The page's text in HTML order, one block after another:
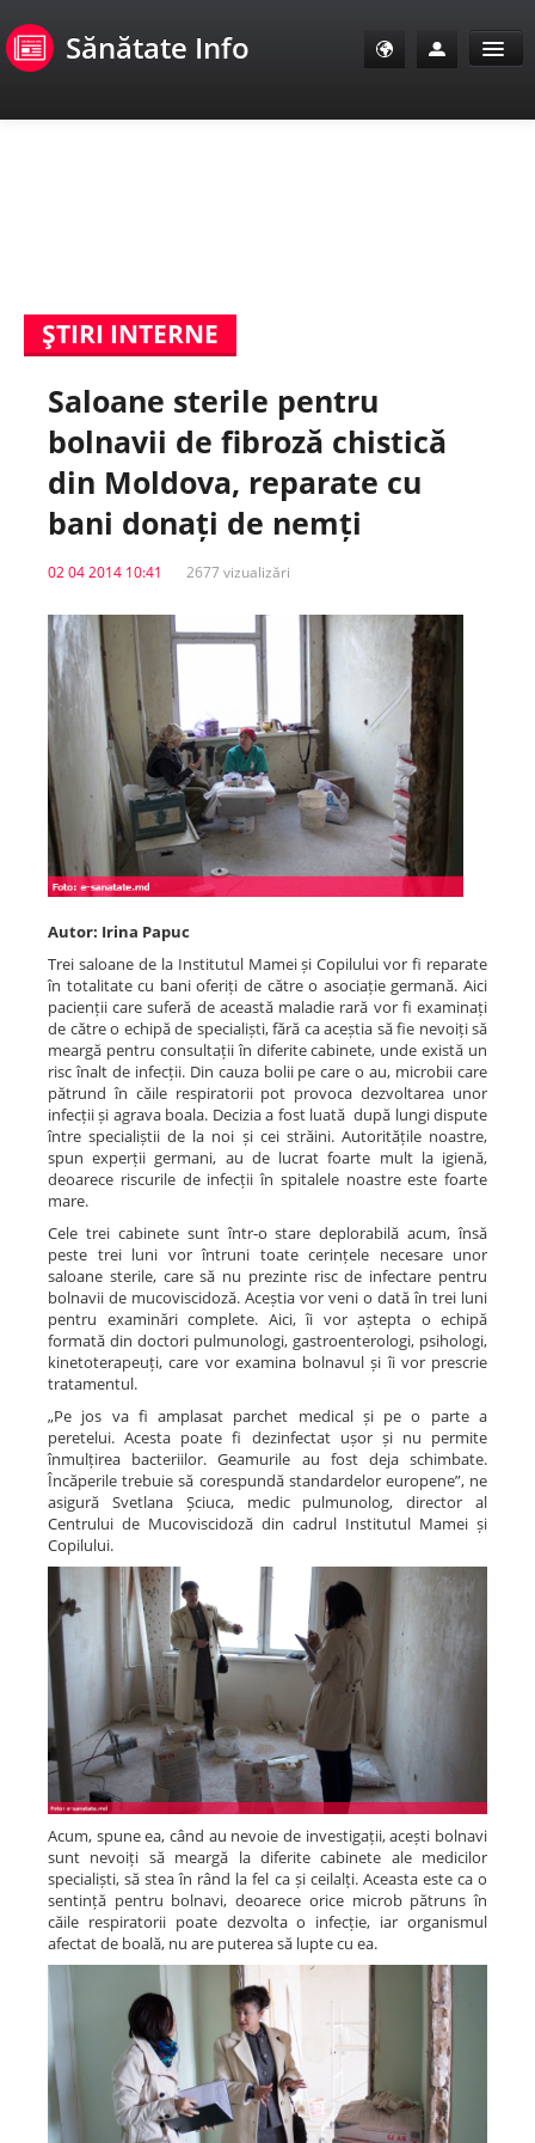
Sănătate Info
E-Sănătate Pacienți
E-Sănătate Medici
E-Sănătate Instituții
Tuberculoza Info
Centrul PAS
Școala E-Sănătate
SanoTeca
ŞTIRI INTERNE
Saloane sterile pentru
bolnavii de fibroză chistică
din Moldova, reparate cu
bani donați de nemți
02 04 2014 10:41 2677 vizualizări
Autor: Irina Papuc
Trei saloane de la Institutul Mamei și Copilului vor fi reparate
în totalitate cu bani oferiți de către o asociație germană. Aici
pacienții care suferă de această maladie rară vor fi examinați
de către o echipă de specialiști, fără ca aceștia să fie nevoiți să
meargă pentru consultații în diferite cabinete, unde există un
risc înalt de infecții. Din cauza bolii pe care o au, microbii care
pătrund în căile respiratorii pot provoca dezvoltarea unor
infecții și agrava boala. Decizia a fost luată după lungi dispute
între specialiștii de la noi și cei străini. Autoritățile noastre,
spun experții germani, au de lucrat foarte mult la igienă,
deoarece riscurile de infecții în spitalele noastre este foarte
mare.
Cele trei cabinete sunt într-o stare deplorabilă acum, însă
peste trei luni vor întruni toate cerințele necesare unor
saloane sterile, care să nu prezinte risc de infectare pentru
bolnavii de mucoviscidoză. Aceștia vor veni o dată în trei luni
pentru examinări complete. Aici, îi vor aștepta o echipă
formată din doctori pulmunologi, gastroenterologi, psihologi,
kinetoterapeuți, care vor examina bolnavul și îi vor prescrie
tratamentul.
„Pe jos va fi amplasat parchet medical și pe o parte a
peretelui. Acesta poate fi dezinfectat ușor și nu permite
înmulțirea bacteriilor. Geamurile au fost deja schimbate.
Încăperile trebuie să corespundă standardelor europene”, ne
asigură Svetlana Șciuca, medic pulmunolog, director al
Centrului de Mucoviscidoză din cadrul Institutul Mamei și
Copilului.
Acum, spune ea, când au nevoie de investigații, acești bolnavi
sunt nevoiți să meargă la diferite cabinete ale medicilor
specialiști, să stea în rând la fel ca și ceilalți. Aceasta este ca o
sentință pentru bolnavi, deoarece orice microb pătruns în
căile respiratorii poate dezvolta o infecție, iar organismul
afectat de boală, nu are puterea să lupte cu ea.